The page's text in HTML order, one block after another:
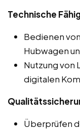
Technische
Bedienen
Hubwagen
Nutzung von
digitalen
Überprüfen